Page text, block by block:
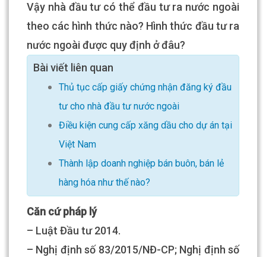
Vậy nhà đầu tư có thể đầu tư ra nước ngoài
theo các hình thức nào? Hình thức đầu tư ra
nước ngoài được quy định ở đâu?
Bài viết liên quan
Thủ tục cấp giấy chứng nhận đăng ký đầu
tư cho nhà đầu tư nước ngoài
Điều kiện cung cấp xăng dầu cho dự án tại
Việt Nam
Thành lập doanh nghiệp bán buôn, bán lẻ
hàng hóa như thế nào?
Căn cứ pháp lý
– Luật Đầu tư 2014.
– Nghị định số 83/2015/NĐ-CP; Nghị định số